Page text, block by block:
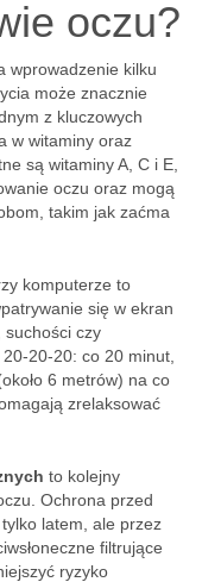
oczu?
wprowadzenie kilku
może znacznie
z kluczowych
w witaminy oraz
są witaminy A, C i E,
oczu oraz mogą
takim jak zaćma
komputerze to
się w ekran
suchości czy
20-20: co 20 minut,
6 metrów) na co
zrelaksować
to kolejny
Ochrona przed
latem, ale przez
filtrujące
ryzyko